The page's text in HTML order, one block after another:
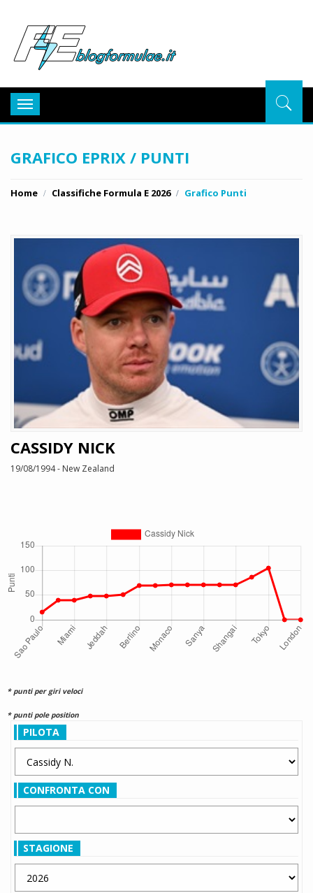
Toggle
navigation
GRAFICO EPRIX / PUNTI
Home Classifiche Formula E 2026 Grafico Punti
CASSIDY NICK
19/08/1994 - New Zealand
* punti per giri veloci
* punti pole position
PILOTA
CONFRONTA CON
STAGIONE